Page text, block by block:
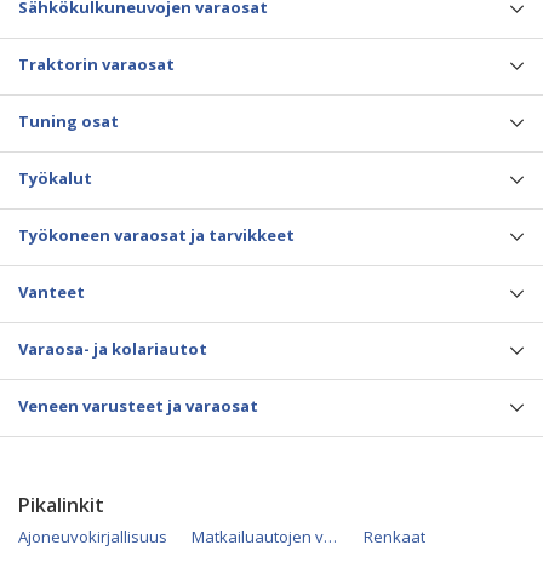
Sähkökulkuneuvojen varaosat
Traktorin varaosat
Tuning osat
Työkalut
Työkoneen varaosat ja tarvikkeet
Vanteet
Varaosa- ja kolariautot
Veneen varusteet ja varaosat
Pikalinkit
Ajoneuvokirjallisuus
Matkailuautojen varaosat
Renkaat